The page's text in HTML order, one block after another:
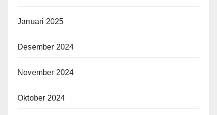
Januari 2025
Desember 2024
November 2024
Oktober 2024